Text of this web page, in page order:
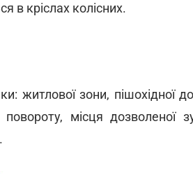
в кріслах колісних.
житлової зони, пішохідної
місця дозволеної